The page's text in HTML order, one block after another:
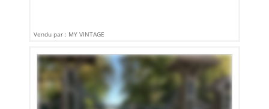
Vendu par : MY VINTAGE